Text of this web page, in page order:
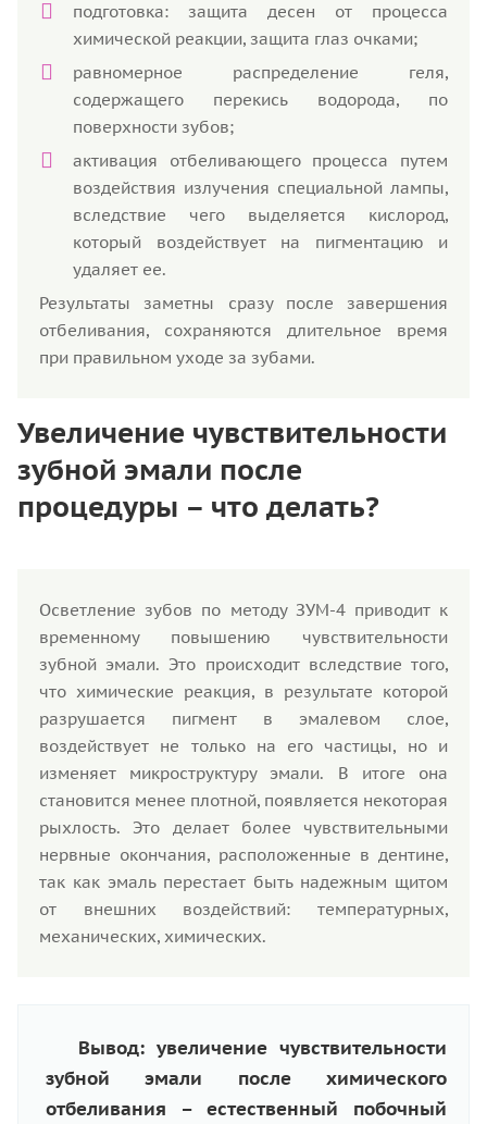
подготовка: защита десен от процесса
химической реакции, защита глаз очками;
равномерное распределение геля,
содержащего перекись водорода, по
поверхности зубов;
активация отбеливающего процесса путем
воздействия излучения специальной лампы,
вследствие чего выделяется кислород,
который воздействует на пигментацию и
удаляет ее.
Результаты заметны сразу после завершения
отбеливания, сохраняются длительное время
при правильном уходе за зубами.
Увеличение чувствительности
зубной эмали после
процедуры – что делать?
Осветление зубов по методу ЗУМ-4 приводит к
временному повышению чувствительности
зубной эмали. Это происходит вследствие того,
что химические реакция, в результате которой
разрушается пигмент в эмалевом слое,
воздействует не только на его частицы, но и
изменяет микроструктуру эмали. В итоге она
становится менее плотной, появляется некоторая
рыхлость. Это делает более чувствительными
нервные окончания, расположенные в дентине,
так как эмаль перестает быть надежным щитом
от внешних воздействий: температурных,
механических, химических.
Вывод: увеличение чувствительности
зубной эмали после химического
отбеливания – естественный побочный